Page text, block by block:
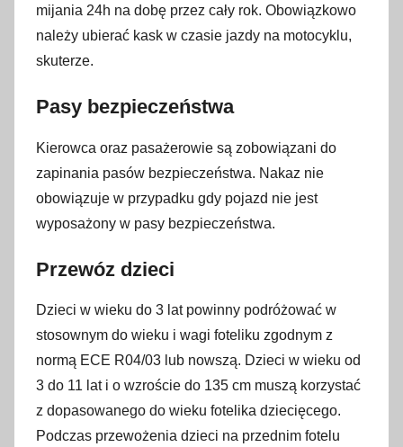
mijania 24h na dobę przez cały rok. Obowiązkowo
należy ubierać kask w czasie jazdy na motocyklu,
skuterze.
Pasy bezpieczeństwa
Kierowca oraz pasażerowie są zobowiązani do
zapinania pasów bezpieczeństwa. Nakaz nie
obowiązuje w przypadku gdy pojazd nie jest
wyposażony w pasy bezpieczeństwa.
Przewóz dzieci
Dzieci w wieku do 3 lat powinny podróżować w
stosownym do wieku i wagi foteliku zgodnym z
normą ECE R04/03 lub nowszą. Dzieci w wieku od
3 do 11 lat i o wzroście do 135 cm muszą korzystać
z dopasowanego do wieku fotelika dziecięcego.
Podczas przewożenia dzieci na przednim fotelu